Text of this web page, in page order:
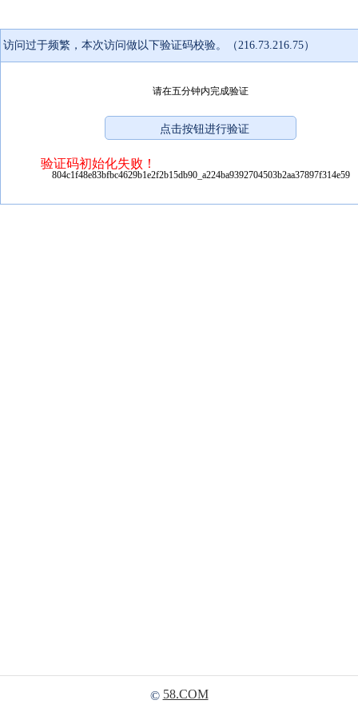
访问过于频繁，本次访问做以下验证码校验。（216.73.216.75）
请在五分钟内完成验证
验证码初始化失败！
804c1f48e83bfbc4629b1e2f2b15db90_a224ba9392704503b2aa37897f314e59
© 58.COM